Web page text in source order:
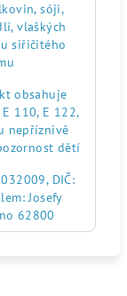
sóji,
vlaškých
siřičitého
obsahuje
110, E 122,
nepříznivě
dětí
DIČ:
Josefy
62800